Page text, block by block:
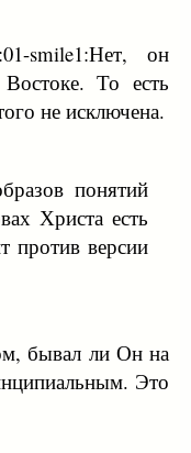
smile1:Нет, он
То есть
не исключена.
понятий
Христа есть
против версии
бывал ли Он на
Это